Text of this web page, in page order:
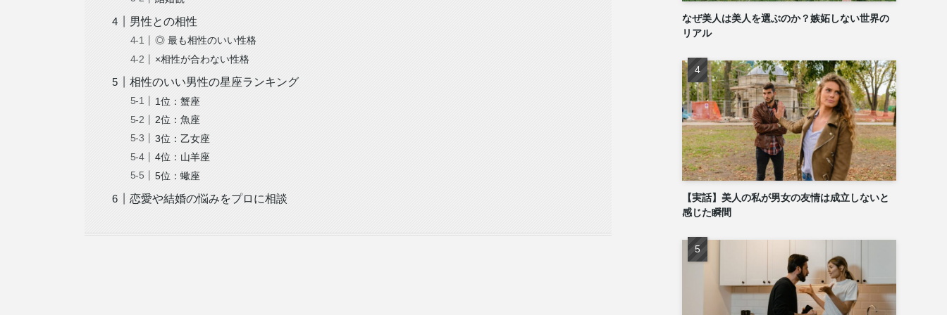
男性との相性
◎ 最も相性のいい性格
×相性が合わない性格
相性のいい男性の星座ランキング
1位：蟹座
2位：魚座
3位：乙女座
4位：山羊座
5位：蠍座
恋愛や結婚の悩みをプロに相談
なぜ美人は美人を選ぶのか？嫉妬しない世界の
リアル
【実話】美人の私が男女の友情は成立しないと
感じた瞬間